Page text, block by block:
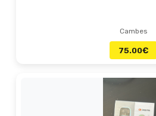
Cambes
75.00€